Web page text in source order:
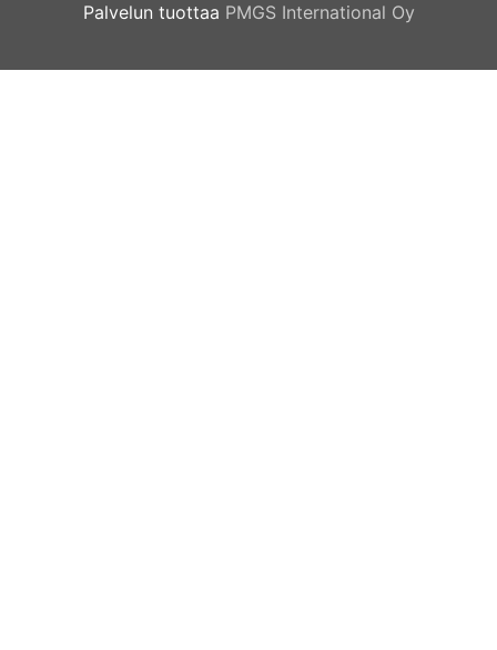
Palvelun tuottaa PMGS International Oy